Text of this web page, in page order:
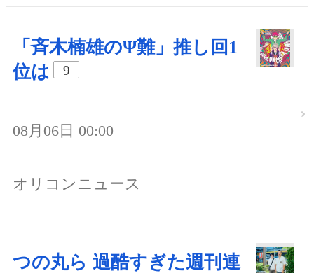
「斉木楠雄のΨ難」推し回1
位は
9
08月06日 00:00
オリコンニュース
つの丸ら 過酷すぎた週刊連